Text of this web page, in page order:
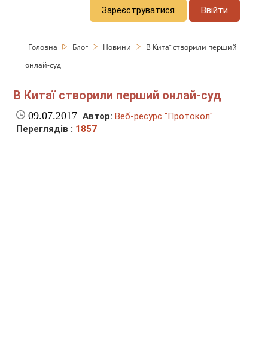
Зареєструватися Ввійти
Головна Блог Новини
В Китаї створили перший
онлай-суд
В Китаї створили перший онлай-суд
09.07.2017 Автор: Веб-ресурс "Протокол"
Переглядів : 1857